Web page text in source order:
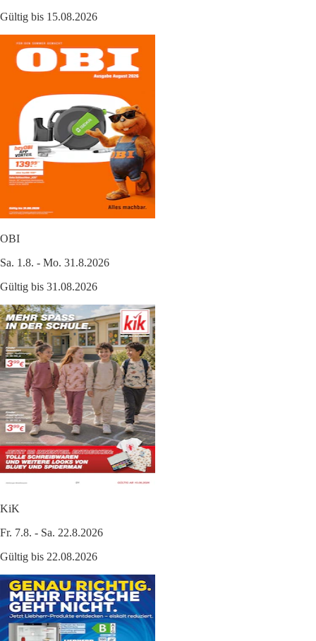
Gültig bis 15.08.2026
OBI
Sa. 1.8. - Mo. 31.8.2026
Gültig bis 31.08.2026
KiK
Fr. 7.8. - Sa. 22.8.2026
Gültig bis 22.08.2026